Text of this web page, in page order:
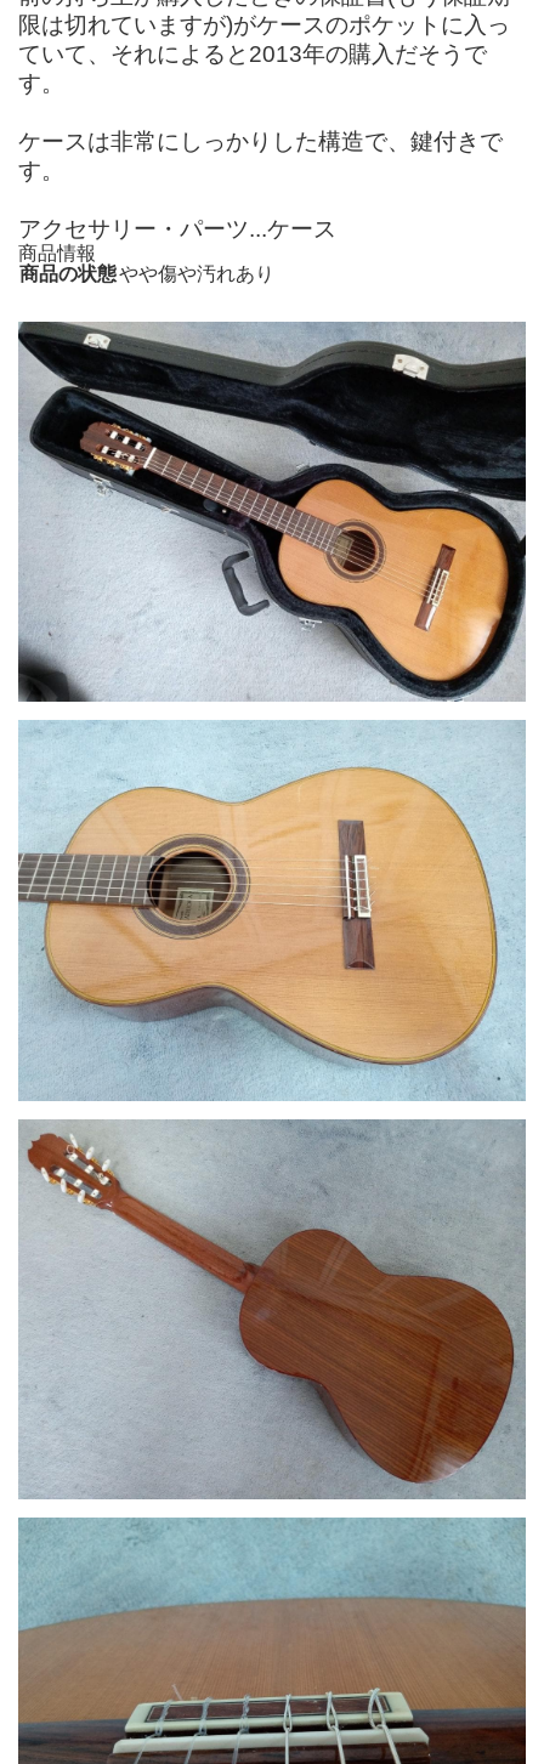
限は切れていますが)がケースのポケットに入っ
ていて、それによると2013年の購入だそうで
す。
ケースは非常にしっかりした構造で、鍵付きで
す。
アクセサリー・パーツ...ケース
商品情報
商品の状態やや傷や汚れあり